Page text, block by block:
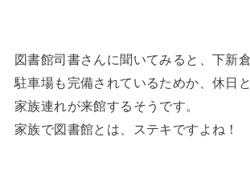
図書館司書さんに聞いてみると、下新
駐車場も完備されているためか、休日
家族連れが来館するそうです。
家族で図書館とは、ステキですよね！